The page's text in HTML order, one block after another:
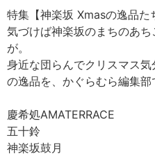
特集【神楽坂 Xmasの逸品た
気づけば神楽坂のまちのあ
が。
身近な団らんでクリスマス
の逸品を、かぐらむら編集部
慶希処AMATERRACE
五十鈴
神楽坂鼓月